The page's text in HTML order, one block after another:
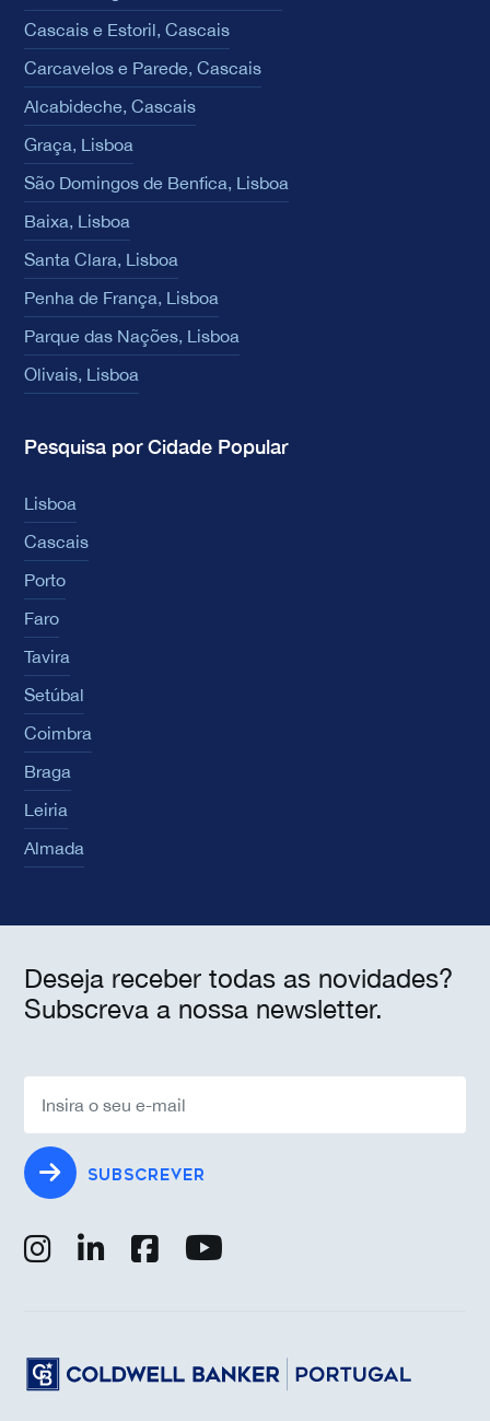
Cascais e Estoril, Cascais
Carcavelos e Parede, Cascais
Alcabideche, Cascais
Graça, Lisboa
São Domingos de Benfica, Lisboa
Baixa, Lisboa
Santa Clara, Lisboa
Penha de França, Lisboa
Parque das Nações, Lisboa
Olivais, Lisboa
Pesquisa por Cidade Popular
Lisboa
Cascais
Porto
Faro
Tavira
Setúbal
Coimbra
Braga
Leiria
Almada
Deseja receber todas as novidades?
Subscreva a nossa newsletter.
SUBSCREVER